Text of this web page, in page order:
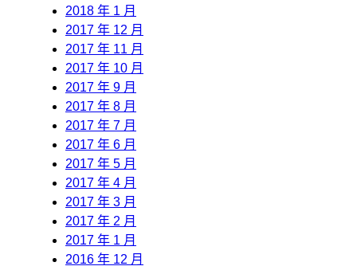
2018 年 1 月
2017 年 12 月
2017 年 11 月
2017 年 10 月
2017 年 9 月
2017 年 8 月
2017 年 7 月
2017 年 6 月
2017 年 5 月
2017 年 4 月
2017 年 3 月
2017 年 2 月
2017 年 1 月
2016 年 12 月